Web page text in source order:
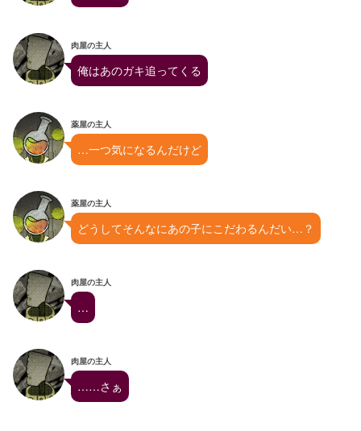
肉屋の主人
俺はあのガキ追ってくる
薬屋の主人
…一つ気になるんだけど
薬屋の主人
どうしてそんなにあの子にこだわるんだい…？
肉屋の主人
…
肉屋の主人
……さぁ